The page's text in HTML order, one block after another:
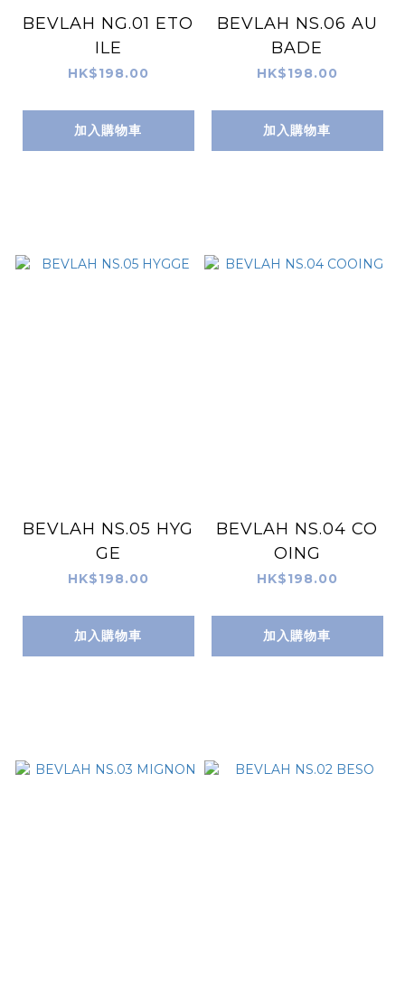
BEVLAH NG.01 ETO
ILE
HK$198.00
加入購物車
BEVLAH NS.06 AU
BADE
HK$198.00
加入購物車
BEVLAH NS.05 HYG
GE
HK$198.00
加入購物車
BEVLAH NS.04 CO
OING
HK$198.00
加入購物車